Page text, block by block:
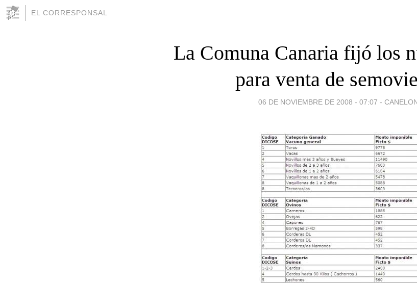
EL CORRESPONSAL
La Comuna Canaria fijó los
para venta de
06 DE NOVIEMBRE DE 2008 - 07:07 -